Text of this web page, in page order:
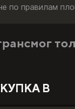
по правилам
В